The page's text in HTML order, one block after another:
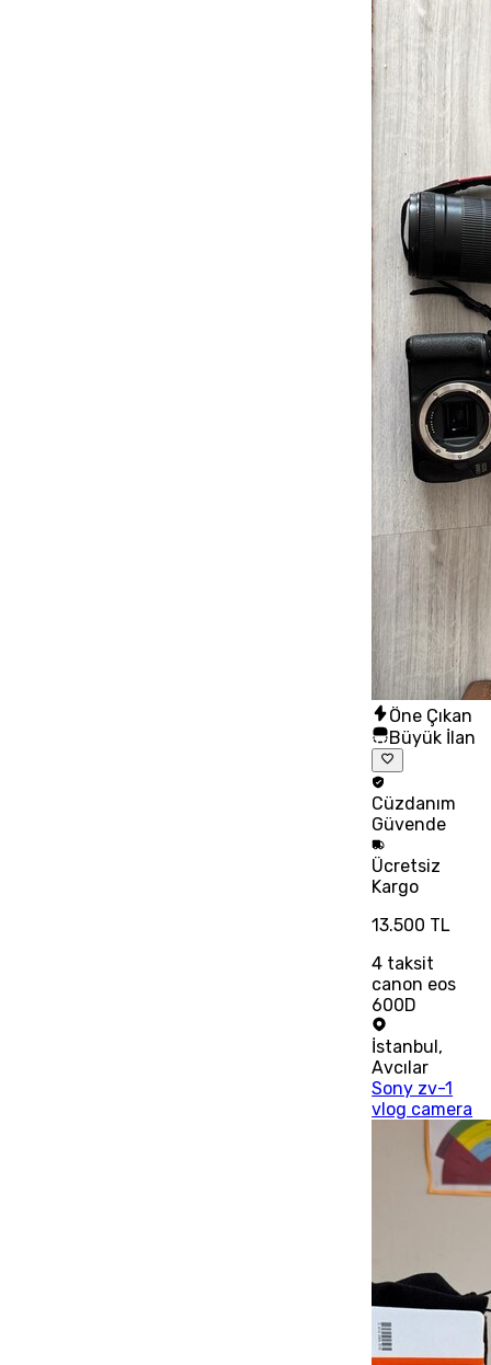
Öne Çıkan
Büyük İlan
Cüzdanım
Güvende
Ücretsiz
Kargo
13.500 TL
4 taksit
canon eos
600D
İstanbul ,
Avcılar
Sony zv-1
vlog camera